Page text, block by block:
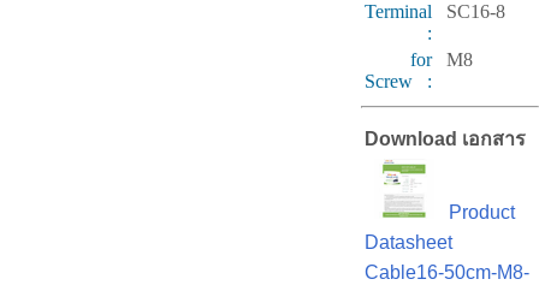
Terminal
:
SC16-8
for
Screw :
M8
Download เอกสาร
Product
Datasheet
Cable16-50cm-M8-